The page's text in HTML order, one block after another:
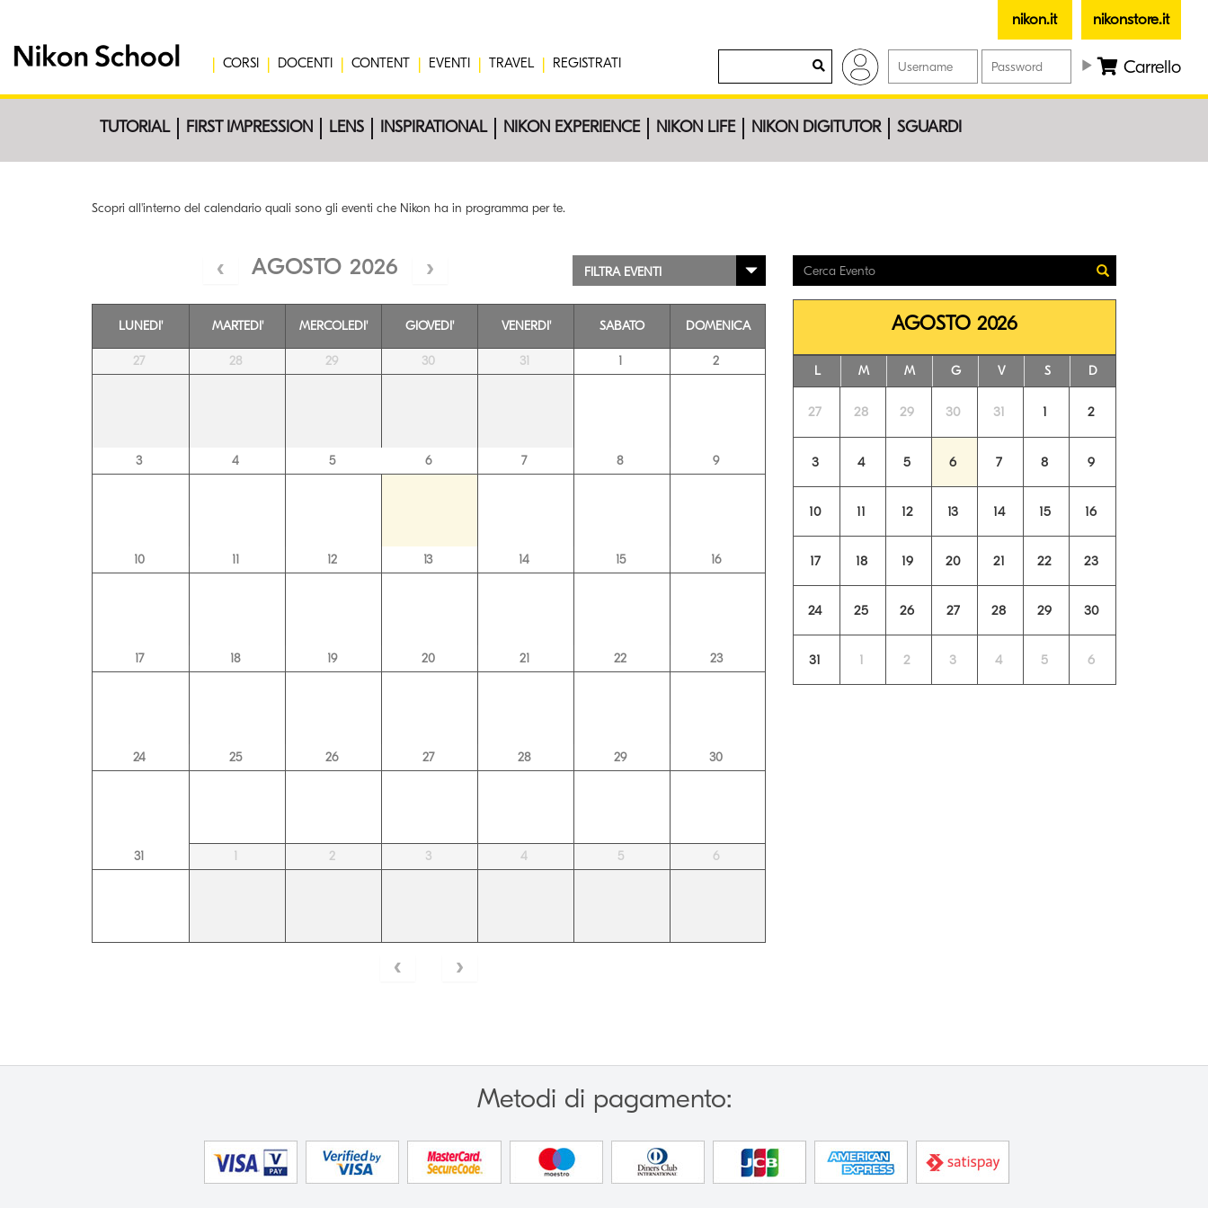
CORSI DOCENTI CONTENT EVENTI TRAVEL REGISTRATI
nikon.it nikonstore.it
Carrello
TUTORIAL FIRST IMPRESSION LENS INSPIRATIONAL NIKON EXPERIENCE NIKON LIFE NIKON DIGITUTOR SGUARDI
Scopri all'interno del calendario quali sono gli eventi che Nikon ha in programma per te.
FILTRA EVENTI
AGOSTO 2026
LUNEDI' MARTEDI' MERCOLEDI' GIOVEDI' VENERDI' SABATO DOMENICA
27 28 29 30 31 1 2
3 4 5 6 7 8 9
10 11 12 13 14 15 16
17 18 19 20 21 22 23
24 25 26 27 28 29 30
31 1 2 3 4 5 6
AGOSTO 2026
L M M G V S D
27 28 29 30 31 1 2
3 4 5 6 7 8 9
10 11 12 13 14 15 16
17 18 19 20 21 22 23
24 25 26 27 28 29 30
31 1 2 3 4 5 6
Metodi di pagamento: